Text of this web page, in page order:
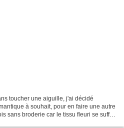
toucher une aiguille, j'ai décidé
à souhait, pour en faire une autre
sans broderie car le tissu fleuri se suffit